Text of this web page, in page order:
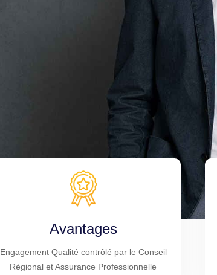
Avantages
Engagement Qualité contrôlé par le Conseil
Régional et Assurance Professionnelle